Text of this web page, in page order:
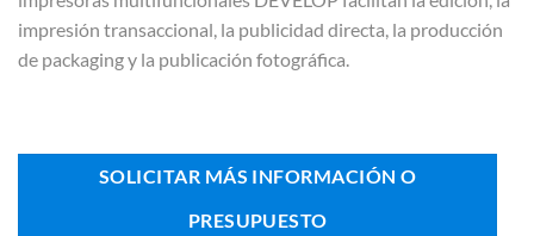
impresión transaccional, la publicidad directa, la producción
de packaging y la publicación fotográfica.
SOLICITAR MÁS INFORMACIÓN O
PRESUPUESTO